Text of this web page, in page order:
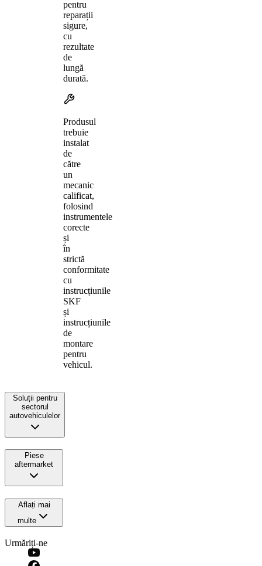
pentru
reparații
sigure,
cu
rezultate
de
lungă
durată.
Produsul
trebuie
instalat
de
către
un
mecanic
calificat,
folosind
instrumentele
corecte
și
în
strictă
conformitate
cu
instrucțiunile
SKF
și
instrucțiunile
de
montare
pentru
vehicul.
Soluții pentru
sectorul
autovehiculelor
Piese
aftermarket
Aflați mai
multe
Urmăriți-ne